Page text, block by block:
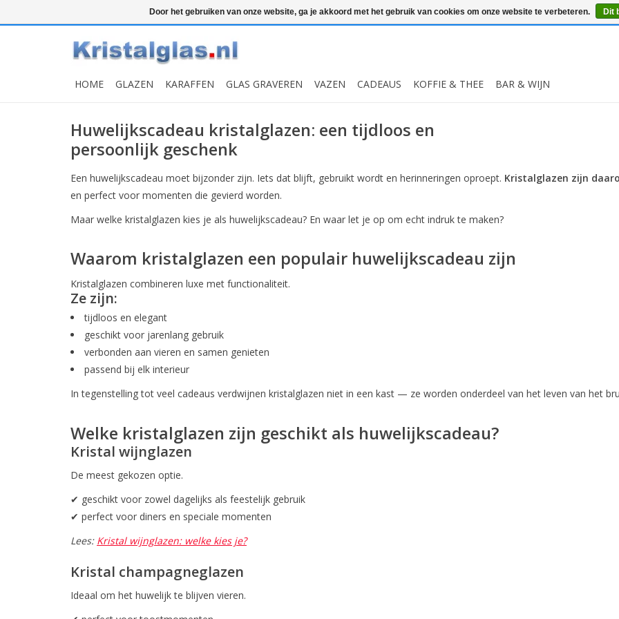
Snelle levering Graveren
HOME GLAZEN KARAFFEN GLAS GRAVEREN VAZEN CADEAUS KOFFIE & THEE BAR & WIJN
Huwelijkscadeau kristalglazen: een tijdloos en
persoonlijk geschenk
Een huwelijkscadeau moet bijzonder zijn. Iets dat blijft, gebruikt wordt en herinneringen oproept. Kristalglazen zijn
en perfect voor momenten die gevierd worden.
Maar welke kristalglazen kies je als huwelijkscadeau? En waar let je op om echt indruk te maken?
Waarom kristalglazen een populair huwelijkscadeau zijn
Kristalglazen combineren luxe met functionaliteit.
Ze zijn:
tijdloos en elegant
geschikt voor jarenlang gebruik
verbonden aan vieren en samen genieten
passend bij elk interieur
In tegenstelling tot veel cadeaus verdwijnen kristalglazen niet in een kast — ze worden onderdeel van het leven van het
Welke kristalglazen zijn geschikt als huwelijkscadeau?
Kristal wijnglazen
De meest gekozen optie.
✔ geschikt voor zowel dagelijks als feestelijk gebruik
✔ perfect voor diners en speciale momenten
Lees: Kristal wijnglazen: welke kies je?
Kristal champagneglazen
Ideaal om het huwelijk te blijven vieren.
Door het gebruiken van onze website, ga je akkoord met het gebruik van cookies om onze website te verbeteren. Dit